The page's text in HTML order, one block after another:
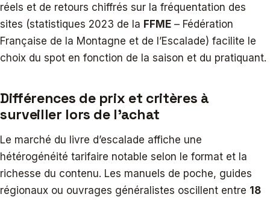
réels et de retours chiffrés sur la fréquentation des
sites (statistiques 2023 de la FFME – Fédération
Française de la Montagne et de l’Escalade) facilite le
choix du spot en fonction de la saison et du pratiquant.
Différences de prix et critères à
surveiller lors de l’achat
Le marché du livre d’escalade affiche une
hétérogénéité tarifaire notable selon le format et la
richesse du contenu. Les manuels de poche, guides
régionaux ou ouvrages généralistes oscillent entre 18